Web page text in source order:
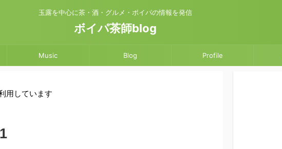
玉露を中心に茶・酒・グルメ・ボイパの情報を発信
ボイパ茶師blog
Music Blog Profile
用しています